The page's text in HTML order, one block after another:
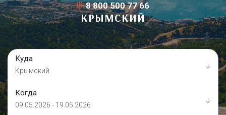
8 800 500 77 66
КРЫМСКИЙ
Куда
Крымский
Когда
09.05.2026 - 19.05.2026